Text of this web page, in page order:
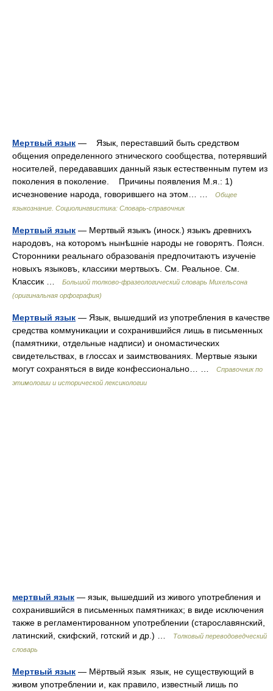
Мертвый язык — Язык, переставший быть средством
общения определенного этнического сообщества, потерявший
носителей, передававших данный язык естественным путем из
поколения в поколение. Причины появления М.я.: 1)
исчезновение народа, говорившего на этом… …
Общее
языкознание. Социолингвистика: Словарь-справочник
Мертвый язык — Мертвый языкъ (иноск.) языкъ древнихъ
народовъ, на которомъ нынѣшніе народы не говорятъ. Поясн.
Сторонники реальнаго образованія предпочитаютъ изученіе
новыхъ языковъ, классики мертвыхъ. См. Реальное. См.
Классик …
Большой толково-фразеологический словарь Михельсона
(оригинальная орфография)
Мертвый язык — Язык, вышедший из употребления в качестве
средства коммуникации и сохранившийся лишь в письменных
(памятники, отдельные надписи) и ономастических
свидетельствах, в глоссах и заимствованиях. Мертвые языки
могут сохраняться в виде конфессионально… …
Справочник по
этимологии и исторической лексикологии
мертвый язык — язык, вышедший из живого употребления и
сохранившийся в письменных памятниках; в виде исключения
также в регламентированном употреблении (старославянский,
латинский, скифский, готский и др.) …
Толковый переводоведческий
словарь
Мертвый язык — Мёртвый язык язык, не существующий в
живом употреблении и, как правило, известный лишь по